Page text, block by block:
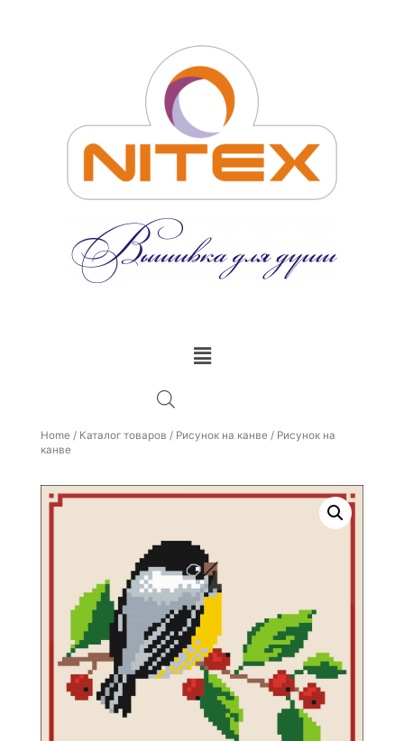
Home / Каталог товаров / Рисунок на канве / Рисунок на
канве